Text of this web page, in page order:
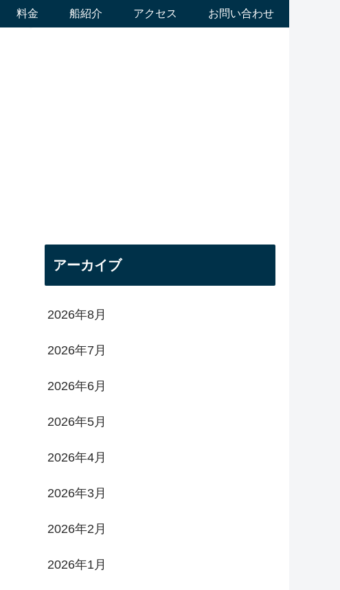
料金 船紹介 アクセス お問い合わせ
アーカイブ
2026年8月
2026年7月
2026年6月
2026年5月
2026年4月
2026年3月
2026年2月
2026年1月